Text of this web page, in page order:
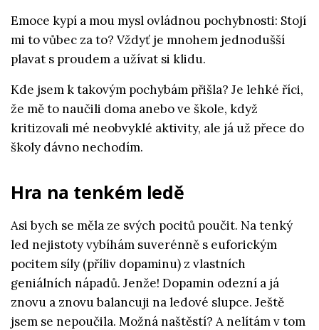
Emoce kypí a mou mysl ovládnou pochybnosti: Stojí
mi to vůbec za to? Vždyť je mnohem jednodušší
plavat s proudem a užívat si klidu.
Kde jsem k takovým pochybám přišla? Je lehké říci,
že mě to naučili doma anebo ve škole, když
kritizovali mé neobvyklé aktivity, ale já už přece do
školy dávno nechodím.
Hra na tenkém ledě
Asi bych se měla ze svých pocitů poučit. Na tenký
led nejistoty vybíhám suverénně s euforickým
pocitem síly (příliv dopaminu) z vlastních
geniálních nápadů. Jenže! Dopamin odezní a já
znovu a znovu balancuji na ledové slupce. Ještě
jsem se nepoučila. Možná naštěstí? A nelítám v tom